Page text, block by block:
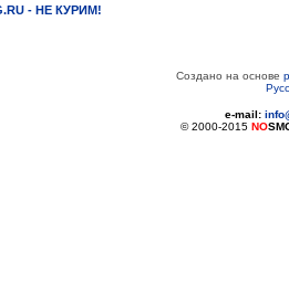
- НЕ КУРИМ!
Создано на основе
e-mail:
© 2000-2015 NO